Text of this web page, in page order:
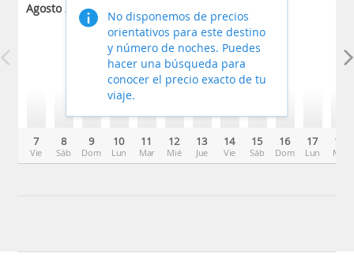
Agosto 2026
7
Vie
8
Sáb
9
Dom
10
Lun
11
Mar
12
Mié
13
Jue
14
Vie
15
Sáb
16
Dom
17
Lun
18
Mar
No disponemos de precios
orientativos para este destino
y número de noches. Puedes
hacer una búsqueda para
conocer el precio exacto de tu
viaje.